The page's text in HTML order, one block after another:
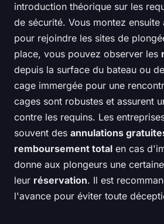
introduction théorique sur les
de sécurité. Vous montez
pour rejoindre les sites de
place, vous pouvez observer les
depuis la surface du bateau ou
cage immergée pour une
cages sont robustes et assurent
contre les requins. Les
souvent des annulations
remboursement total en cas
donne aux plongeurs une
leur réservation. Il est
l'avance pour éviter toute